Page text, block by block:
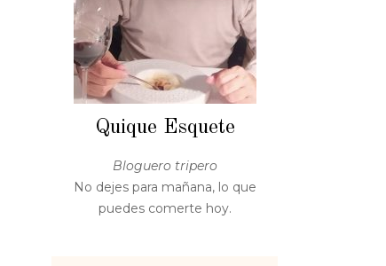
Quique Esquete
Bloguero tripero
No dejes para mañana, lo que
puedes comerte hoy.